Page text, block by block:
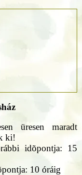
üresen maradt
ki!
idõpontja: 15
10 óráig